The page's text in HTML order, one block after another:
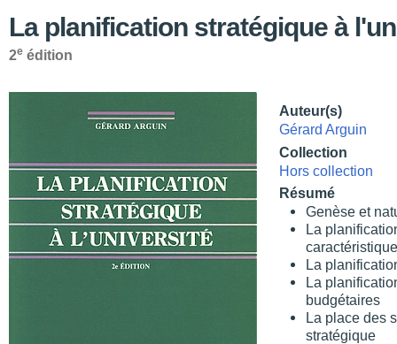
La planification stratégique à
2e édition
Auteur(s)
Gérard Arguin
Collection
Hors collection
Résumé
Genèse et
La
La
La
budgétaires
La place des
stratégique